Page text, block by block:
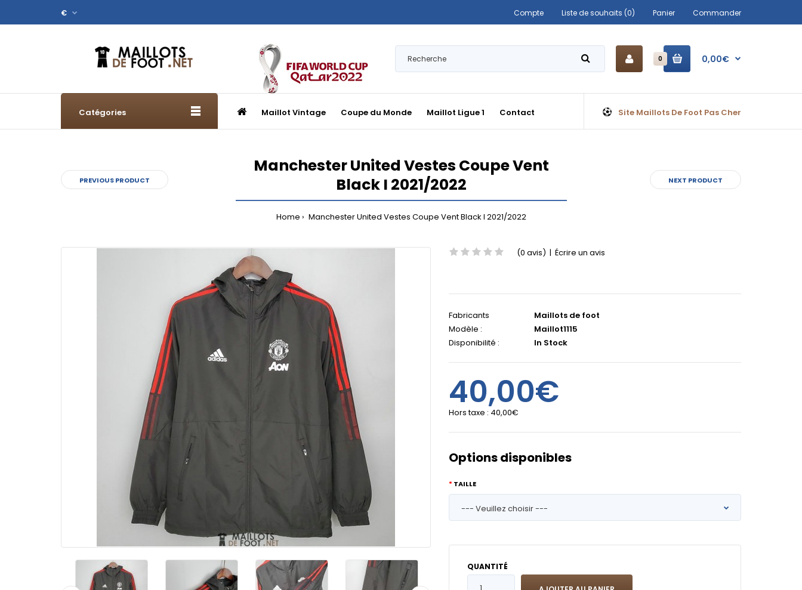
Compte Liste de souhaits (0) Panier Commander
€
0 0,00€
Catégories Maillot Vintage Coupe du Monde Maillot Ligue 1 Contact Site Maillots De Foot Pas Cher
PREVIOUS PRODUCT
Manchester United Vestes Coupe Vent
Black I 2021/2022
Home Manchester United Vestes Coupe Vent Black I 2021/2022
NEXT PRODUCT
(0 avis) | Écrire un avis
Fabricants
Maillots de foot
Modèle :
Maillot1115
Disponibilité :
In Stock
40,00€
Hors taxe : 40,00€
Options disponibles
TAILLE
QUANTITÉ